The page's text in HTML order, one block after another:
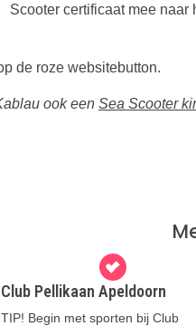
Scooter certificaat mee naar
de roze websitebutton.
ook een Sea Scooter
Club Pellikaan Apeldoorn
TIP! Begin met sporten bij Club